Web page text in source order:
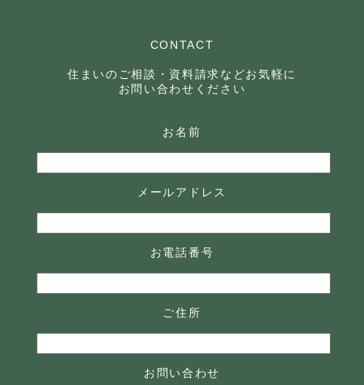
CONTACT
住まいのご相談・資料請求などお気軽に
お問い合わせください
お名前
メールアドレス
お電話番号
ご住所
お問い合わせ